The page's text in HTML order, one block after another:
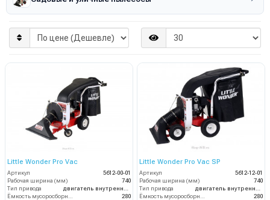
Little Wonder Pro Vac
Артикул
5612-00-01
Рабочая ширина (мм)
740
Тип привода
280
Little Wonder Pro Vac SP
Артикул
5612-12-01
Рабочая ширина (мм)
740
Тип привода
280